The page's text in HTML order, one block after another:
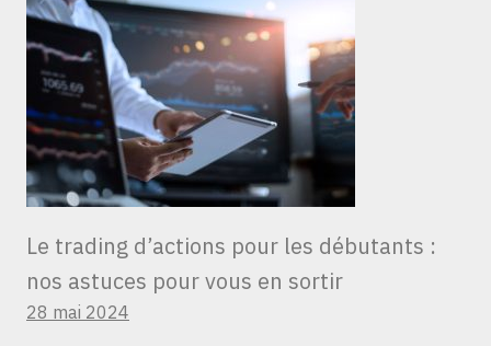
Le trading d’actions pour les débutants :
nos astuces pour vous en sortir
28 mai 2024